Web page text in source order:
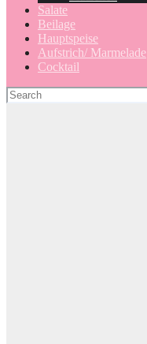
Salate
Beilage
Hauptspeise
Aufstrich/ Marmelade
Cocktail